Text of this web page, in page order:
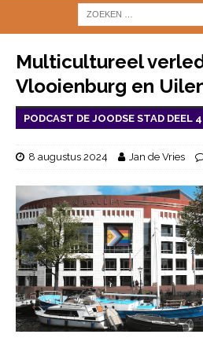
Multicultureel
Vlooienburg en
PODCAST DE JOODSE STAD DEEL 4
8 augustus 2024 Jan de Vries